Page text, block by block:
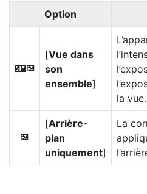
Option
YE
[Vue dans
son
ensemble]
la vue.
E
[Arrière-
plan
uniquement]
La